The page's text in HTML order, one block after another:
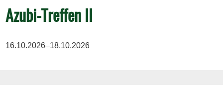
Azubi-Treffen II
16.10.2026–18.10.2026